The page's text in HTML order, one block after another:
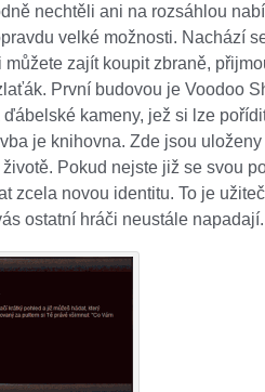
nechtěli ani na rozsáhlou
velké možnosti. Nachází
zajít koupit zbraně,
První budovou je Voodoo
kameny, jež si lze
je knihovna. Zde jsou
Pokud nejste již se svou
zcela novou identitu. To je
ostatní hráči neustále napadají.